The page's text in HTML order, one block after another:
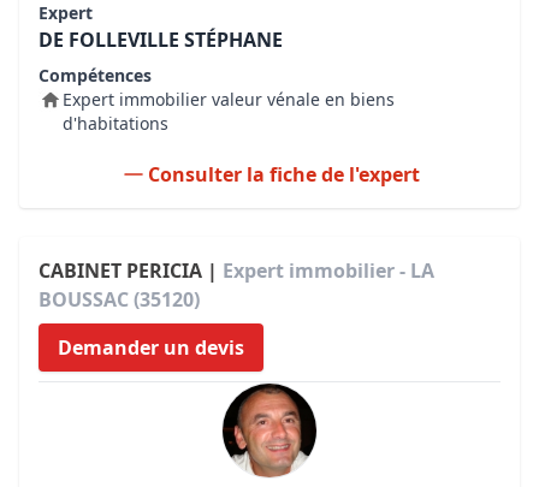
Expert
DE FOLLEVILLE STÉPHANE
Compétences
Expert immobilier valeur vénale en biens
d'habitations
Consulter la fiche de l'expert
CABINET PERICIA | Expert immobilier - LA
BOUSSAC (35120)
Demander un devis